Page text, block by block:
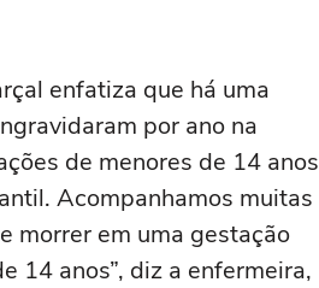
enfatiza que há uma
por ano na
de menores de 14 anos
Acompanhamos muitas
morrer em uma gestação
14 anos”, diz a enfermeira,